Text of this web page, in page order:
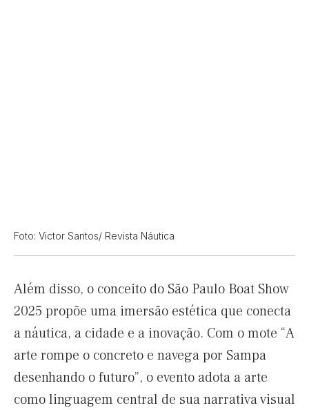
Foto: Victor Santos/ Revista Náutica
Além disso, o conceito do São Paulo Boat Show
2025 propõe uma imersão estética que conecta
a náutica, a cidade e a inovação. Com o mote “A
arte rompe o concreto e navega por Sampa
desenhando o futuro”, o evento adota a arte
como linguagem central de sua narrativa visual